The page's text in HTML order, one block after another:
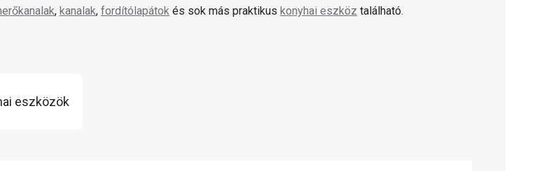
, kanalak, fordítólapátok és sok más praktikus konyhai eszköz található.
eszközök